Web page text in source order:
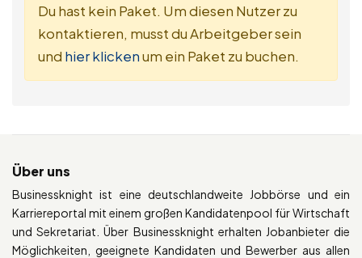
Du hast kein Paket. Um diesen Nutzer zu
kontaktieren, musst du Arbeitgeber sein
und hier klickenum ein Paket zu buchen.
Über uns
Businessknight ist eine deutschlandweite Jobbörse und ein
Karriereportal mit einem großen Kandidatenpool für Wirtschaft
und Sekretariat. Über Businessknight erhalten Jobanbieter die
Möglichkeiten, geeignete Kandidaten und Bewerber aus allen